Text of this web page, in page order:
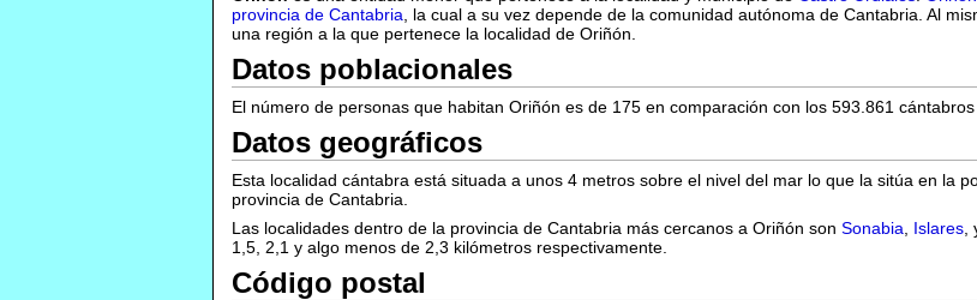
provincia de Cantabria , la cual a su vez depende de la comunidad autónoma de Cantabria. Al
una región a la que pertenece la localidad de Oriñón.
Datos poblacionales
El número de personas que habitan Oriñón es de 175 en comparación con los 593.861
Datos geográficos
Esta localidad cántabra está situada a unos 4 metros sobre el nivel del mar lo que la sitúa en la
provincia de Cantabria.
Las localidades dentro de la provincia de Cantabria más cercanos a Oriñón son Sonabia Islares ,
1,5, 2,1 y algo menos de 2,3 kilómetros respectivamente.
Código postal